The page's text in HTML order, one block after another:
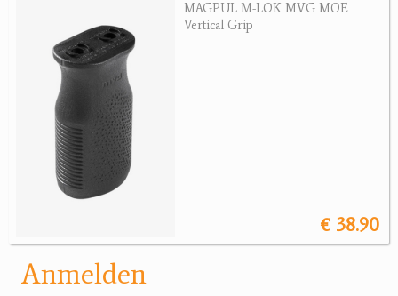
MAGPUL M-LOK MVG MOE
Vertical Grip
€ 38.90
Anmelden